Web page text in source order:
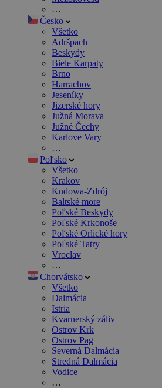
…
Česko
Všetko
Adršpach
Beskydy
Biele Karpaty
Brno
Harrachov
Jeseníky
Jizerské hory
Južná Morava
Južné Čechy
Karlove Vary
…
Poľsko
Všetko
Krakov
Kudowa-Zdrój
Baltské more
Poľské Beskydy
Poľské Krkonoše
Poľské Orlické hory
Poľské Tatry
Vroclav
…
Chorvátsko
Všetko
Dalmácia
Istria
Kvarnerský záliv
Ostrov Krk
Ostrov Pag
Severná Dalmácia
Stredná Dalmácia
Vodice
…